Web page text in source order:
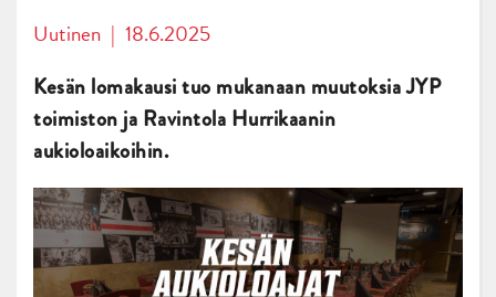
Uutinen | 18.6.2025
Kesän lomakausi tuo mukanaan muutoksia JYP
toimiston ja Ravintola Hurrikaanin
aukioloaikoihin.